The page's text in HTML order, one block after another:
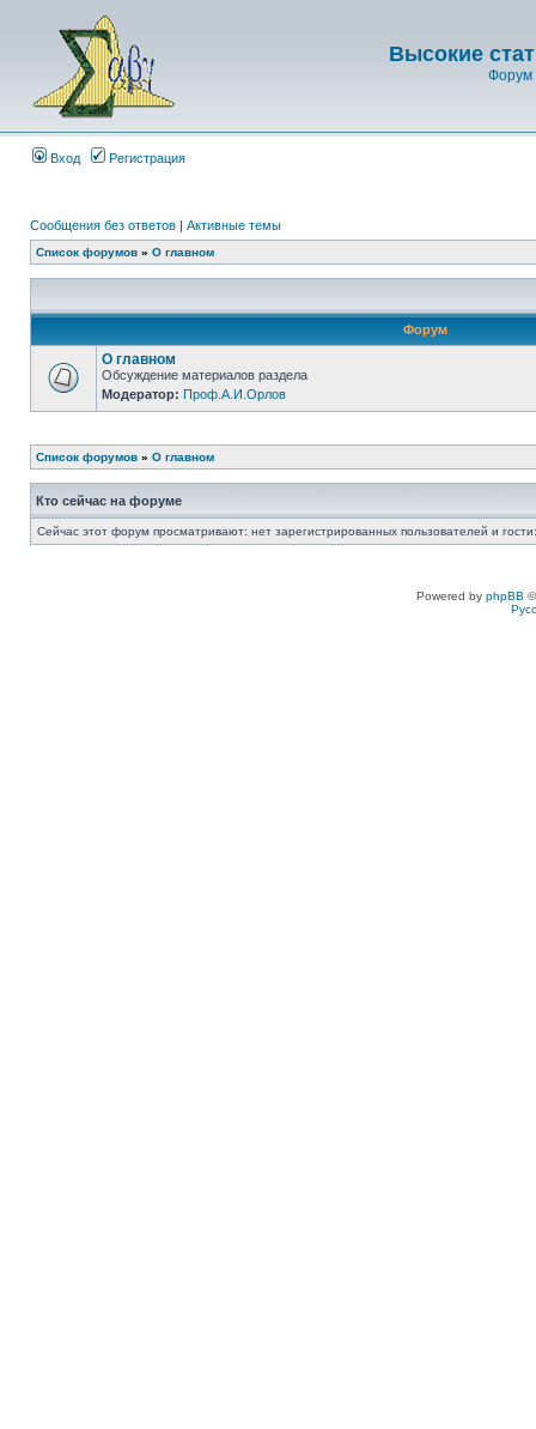
Высокие
Форум
Вход Регистрация
Сообщения без ответов | Активные темы
Список форумов » О главном
Форум
О главном
Обсуждение материалов раздела
Модератор: Проф.А.И.Орлов
Список форумов » О главном
Кто сейчас на форуме
Сейчас этот форум просматривают: нет зарегистрированных пользователей и
Powered by phpBB